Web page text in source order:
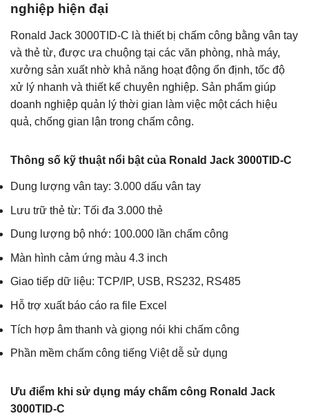
nghiệp hiện đại
Ronald Jack 3000TID-C là thiết bị chấm công bằng vân tay
và thẻ từ, được ưa chuộng tại các văn phòng, nhà máy,
xưởng sản xuất nhờ khả năng hoạt động ổn định, tốc độ
xử lý nhanh và thiết kế chuyên nghiệp. Sản phẩm giúp
doanh nghiệp quản lý thời gian làm việc một cách hiệu
quả, chống gian lận trong chấm công.
Thông số kỹ thuật nổi bật của Ronald Jack 3000TID-C
Dung lượng vân tay: 3.000 dấu vân tay
Lưu trữ thẻ từ: Tối đa 3.000 thẻ
Dung lượng bộ nhớ: 100.000 lần chấm công
Màn hình cảm ứng màu 4.3 inch
Giao tiếp dữ liệu: TCP/IP, USB, RS232, RS485
Hỗ trợ xuất báo cáo ra file Excel
Tích hợp âm thanh và giọng nói khi chấm công
Phần mềm chấm công tiếng Việt dễ sử dụng
Ưu điểm khi sử dụng máy chấm công Ronald Jack
3000TID-C